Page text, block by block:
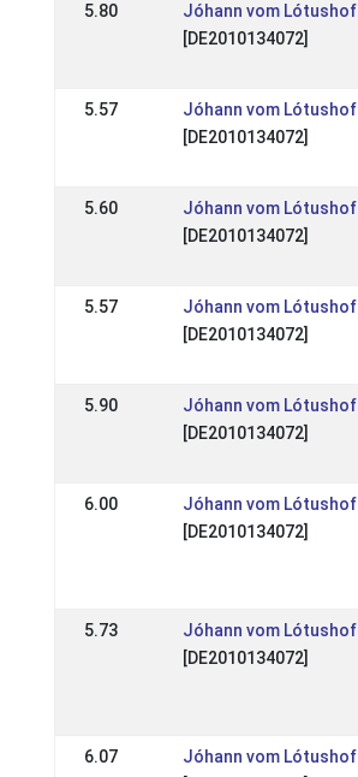
5.80
Jóhann vom Lótushof
[DE2010134072]
5.57
Jóhann vom Lótushof
[DE2010134072]
5.60
Jóhann vom Lótushof
[DE2010134072]
5.57
Jóhann vom Lótushof
[DE2010134072]
5.90
Jóhann vom Lótushof
[DE2010134072]
6.00
Jóhann vom Lótushof
[DE2010134072]
5.73
Jóhann vom Lótushof
[DE2010134072]
6.07
Jóhann vom Lótushof